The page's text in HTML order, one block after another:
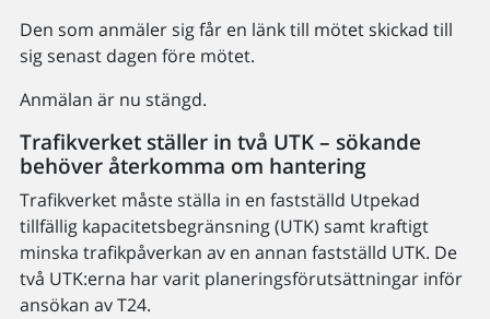
Den som anmäler sig får en länk till mötet skickad till
sig senast dagen före mötet.
Anmälan är nu stängd.
Trafikverket ställer in två UTK – sökande
behöver återkomma om hantering
Trafikverket måste ställa in en fastställd Utpekad
tillfällig kapacitetsbegränsning (UTK) samt kraftigt
minska trafikpåverkan av en annan fastställd UTK. De
två UTK:erna har varit planeringsförutsättningar inför
ansökan av T24.